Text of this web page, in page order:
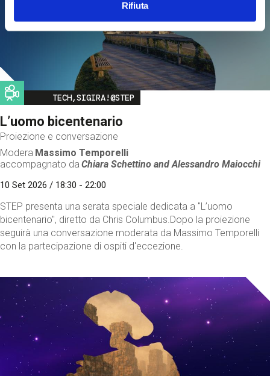
Rifiuta
Image
TECH,SIGIRA!@STEP
L’uomo bicentenario
Proiezione e conversazione
Modera Massimo Temporelli
accompagnato da Chiara Schettino andAlessandro Maiocchi
10 Set 2026 / 18:30 - 22:00
STEP presenta una serata speciale dedicata a "L’uomo
bicentenario", diretto da Chris Columbus.Dopo la proiezione
seguirà una conversazione moderata da Massimo Temporelli
con la partecipazione di ospiti d'eccezione.